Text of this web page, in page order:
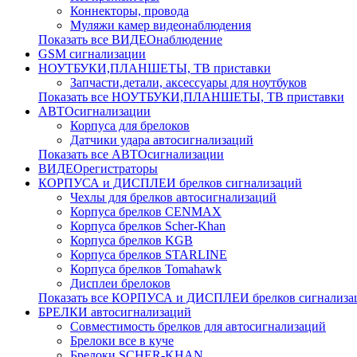
Коннекторы, провода
Муляжи камер видеонаблюдения
Показать все ВИДЕОнаблюдение
GSM сигнализации
НОУТБУКИ,ПЛАНШЕТЫ, ТВ приставки
Запчасти,детали, аксессуары для ноутбуков
Показать все НОУТБУКИ,ПЛАНШЕТЫ, ТВ приставки
АВТОсигнализации
Корпуса для брелоков
Датчики удара автосигнализаций
Показать все АВТОсигнализации
ВИДЕОрегистраторы
КОРПУСА и ДИСПЛЕИ брелков сигнализаций
Чехлы для брелков автосигнализаций
Корпуса брелков CENMAX
Корпуса брелков Scher-Khan
Корпуса брелков KGB
Корпуса брелков STARLINE
Корпуса брелков Tomahawk
Дисплеи брелоков
Показать все КОРПУСА и ДИСПЛЕИ брелков
БРЕЛКИ автосигнализаций
Совместимость брелков для автосигнализаций
Брелоки все в куче